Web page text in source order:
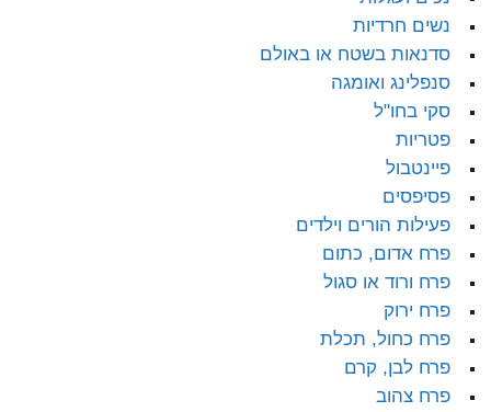
נשים חרדיות
סדנאות בשטח או באולם
סנפלינג ואומגה
סקי בחו"ל
פטריות
פיינטבול
פסיפסים
פעילות הורים וילדים
פרח אדום, כתום
פרח ורוד או סגול
פרח ירוק
פרח כחול, תכלת
פרח לבן, קרם
פרח צהוב